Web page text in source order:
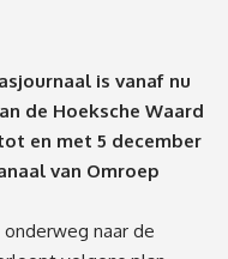
is vanaf nu
de Hoeksche Waard
en met 5 december
van Omroep
onderweg naar de